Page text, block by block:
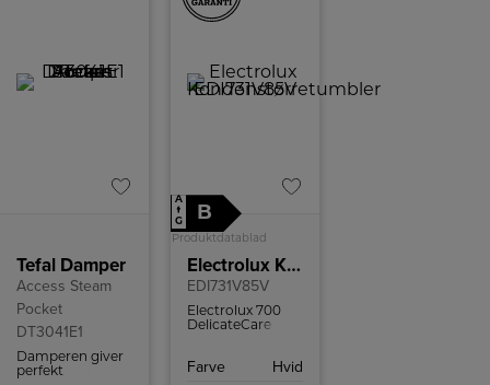
Tefal Damper
Access Steam
Pocket
DT3041E1
Damperen giver
perfekt
A
↑
G
B
Produktdatablad
Electrolux Kondenstørretumbler
EDI731V85V
Electrolux 700
DelicateCare
varmepumpeteknologi
Farve
Hvid